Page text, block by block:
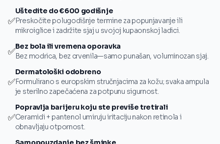
✅
Uštedite do €600 godišnje
Preskočite polugodišnje termine za popunjavanje ili
mikroiglice i zadržite sjaj u svojoj kupaonskoj ladici.
✅Bez bola ili vremena oporavka
Bez modrica, bez crvenila—samo punašan, voluminozan sjaj.
✅
Dermatološki odobreno
Formulirano s europskim stručnjacima za kožu; svaka ampula
je sterilno zapečaćena za potpunu sigurnost.
✅
Popravlja barijeru koju ste previše tretirali
Ceramidi + pantenol umiruju iritaciju nakon retinola i
obnavljaju otpornost.